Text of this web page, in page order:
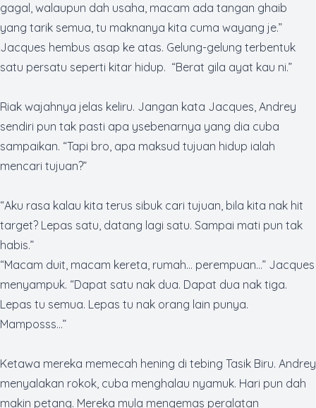
gagal, walaupun dah usaha, macam ada tangan ghaib
yang tarik semua, tu maknanya kita cuma wayang je.”
Jacques hembus asap ke atas. Gelung-gelung terbentuk
satu persatu seperti kitar hidup. “Berat gila ayat kau ni.”
Riak wajahnya jelas keliru. Jangan kata Jacques, Andrey
sendiri pun tak pasti apa ysebenarnya yang dia cuba
sampaikan. “Tapi bro, apa maksud tujuan hidup ialah
mencari tujuan?”
“Aku rasa kalau kita terus sibuk cari tujuan, bila kita nak hit
target? Lepas satu, datang lagi satu. Sampai mati pun tak
habis.”
“Macam duit, macam kereta, rumah… perempuan…” Jacques
menyampuk. “Dapat satu nak dua. Dapat dua nak tiga.
Lepas tu semua. Lepas tu nak orang lain punya.
Mamposss…”
Ketawa mereka memecah hening di tebing Tasik Biru. Andrey
menyalakan rokok, cuba menghalau nyamuk. Hari pun dah
makin petang. Mereka mula mengemas peralatan